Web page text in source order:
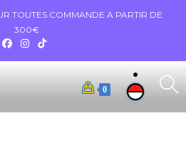
TOUTES COMMANDE A PARTIR DE
300€
0